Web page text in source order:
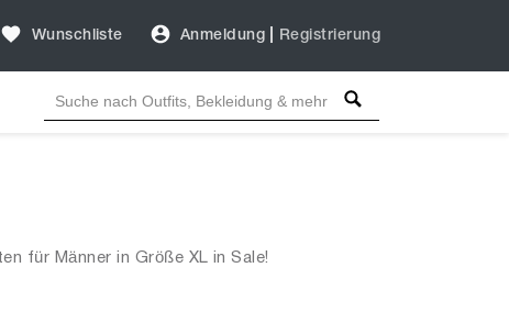
Wunschliste Anmeldung Registrierung
für Männer in Größe XL in Sale!